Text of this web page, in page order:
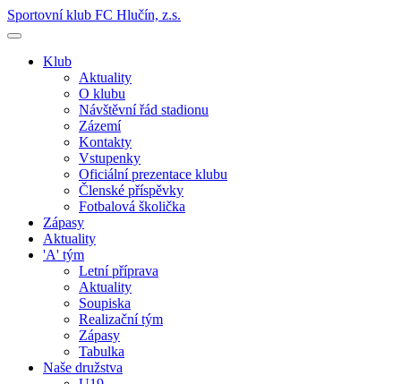
Sportovní klub FC Hlučín, z.s.
Klub
Aktuality
O klubu
Návštěvní řád stadionu
Zázemí
Kontakty
Vstupenky
Oficiální prezentace klubu
Členské příspěvky
Fotbalová školička
Zápasy
Aktuality
'A' tým
Letní příprava
Aktuality
Soupiska
Realizační tým
Zápasy
Tabulka
Naše družstva